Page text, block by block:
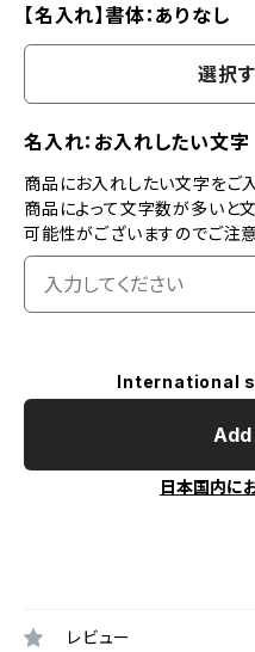
【名入れ】書体：ありなし
選択す
名入れ：お入れしたい文字
商品にお入れしたい文字をご入
商品によって文字数が多いと
可能性がございますのでご注意
International
日本国内に
レビュー